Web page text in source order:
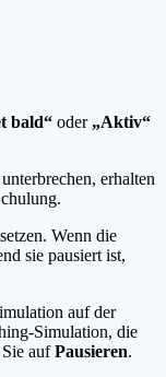
bald“ oder „Aktiv“
erhalten
Wenn die
sie pausiert ist,
auf der
Simulation, die
aufPausieren.